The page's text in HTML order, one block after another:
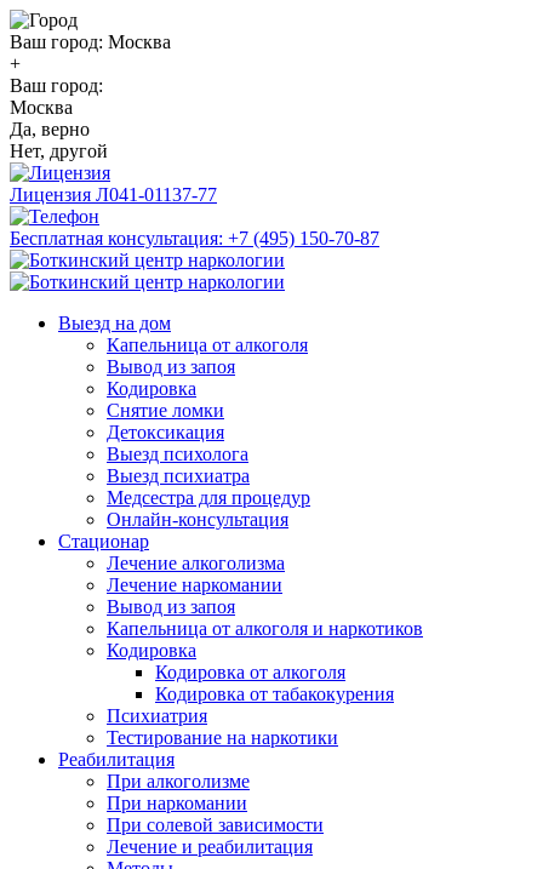
Ваш город: Москва
+
Ваш город:
Москва
Да, верно
Нет, другой
Лицензия Л041-01137-77
Бесплатная консультация: +7 (495) 150-70-87
Выезд на дом
Капельница от алкоголя
Вывод из запоя
Кодировка
Снятие ломки
Детоксикация
Выезд психолога
Выезд психиатра
Медсестра для процедур
Онлайн-консультация
Стационар
Лечение алкоголизма
Лечение наркомании
Вывод из запоя
Капельница от алкоголя и наркотиков
Кодировка
Кодировка от алкоголя
Кодировка от табакокурения
Психиатрия
Тестирование на наркотики
Реабилитация
При алкоголизме
При наркомании
При солевой зависимости
Лечение и реабилитация